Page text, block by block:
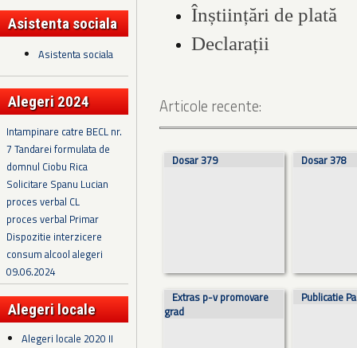
Asistenta sociala
Asistenta sociala
Alegeri 2024
Intampinare catre BECL nr.
7 Tandarei formulata de
domnul Ciobu Rica
Solicitare Spanu Lucian
proces verbal CL
proces verbal Primar
Dispozitie interzicere
consum alcool alegeri
09.06.2024
Alegeri locale
Alegeri locale 2020 II
Înștiințări de plată
Declarații
Articole recente:
Dosar 379 Dosar 378
Extras p-v promovare
grad
Publicatie
Pagini